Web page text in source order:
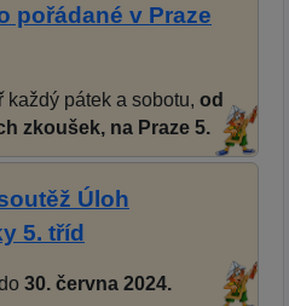
pořádané v Praze
pátek a sobotu, od
zkoušek, na Praze 5.
Úloh
5. tříd
30. června 2024.